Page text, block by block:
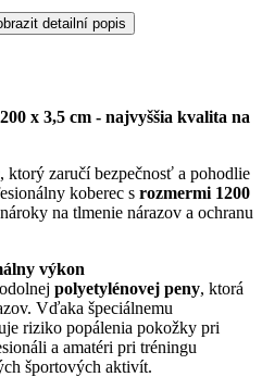
detailní popis
x 3,5 cm - najvyššia kvalita na
, ktorý zaručí bezpečnosť a pohodlie
koberec s rozmermi 1200
na tlmenie nárazov a ochranu
výkon
polyetylénovej peny, ktorá
Vďaka špeciálnemu
riziko popálenia pokožky pri
a amatéri pri tréningu
športových aktivít.